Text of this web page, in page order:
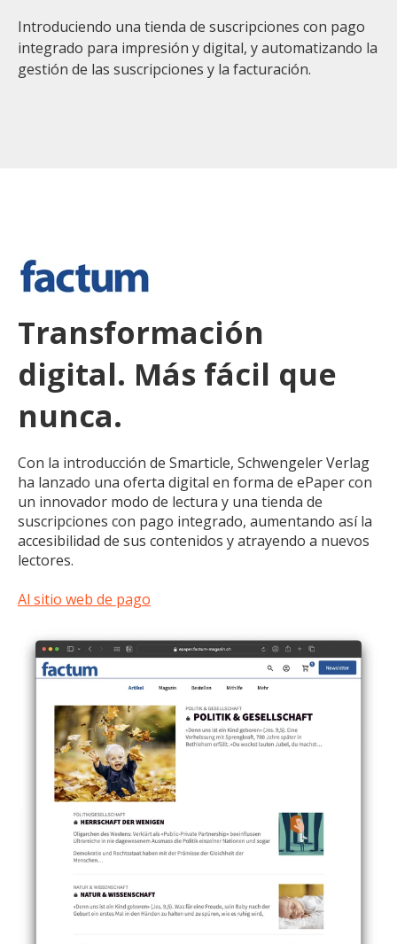
Introduciendo una tienda de suscripciones con pago
integrado para impresión y digital, y automatizando la
gestión de las suscripciones y la facturación.
Transformación
digital. Más fácil que
nunca.
Con la introducción de Smarticle, Schwengeler Verlag
ha lanzado una oferta digital en forma de ePaper con
un innovador modo de lectura y una tienda de
suscripciones con pago integrado, aumentando así la
accesibilidad de sus contenidos y atrayendo a nuevos
lectores.
Al sitio web de pago